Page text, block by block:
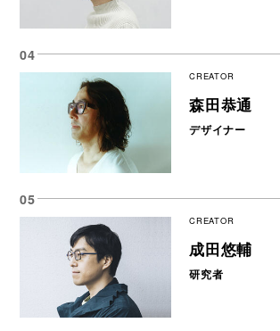
CREATOR
森田恭通
デザイナー
CREATOR
成田悠輔
研究者